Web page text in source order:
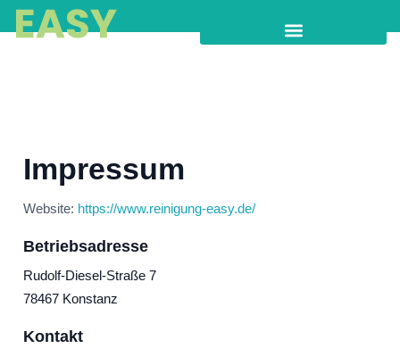
Impressum
Website: https://www.reinigung-easy.de/
Betriebsadresse
Rudolf-Diesel-Straße 7
78467 Konstanz
Kontakt